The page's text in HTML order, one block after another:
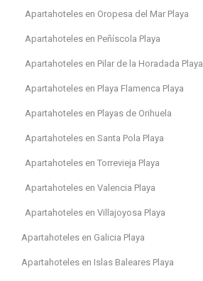
Apartahoteles en Oropesa del Mar Playa
Apartahoteles en Peñíscola Playa
Apartahoteles en Pilar de la Horadada Playa
Apartahoteles en Playa Flamenca Playa
Apartahoteles en Playas de Orihuela
Apartahoteles en Santa Pola Playa
Apartahoteles en Torrevieja Playa
Apartahoteles en Valencia Playa
Apartahoteles en Villajoyosa Playa
Apartahoteles en Galicia Playa
Apartahoteles en Islas Baleares Playa